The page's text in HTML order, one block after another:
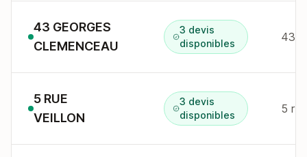
43 GEORGES
CLEMENCEAU
3 devis
disponibles
43
5 RUE
VEILLON
3 devis
disponibles
5 r